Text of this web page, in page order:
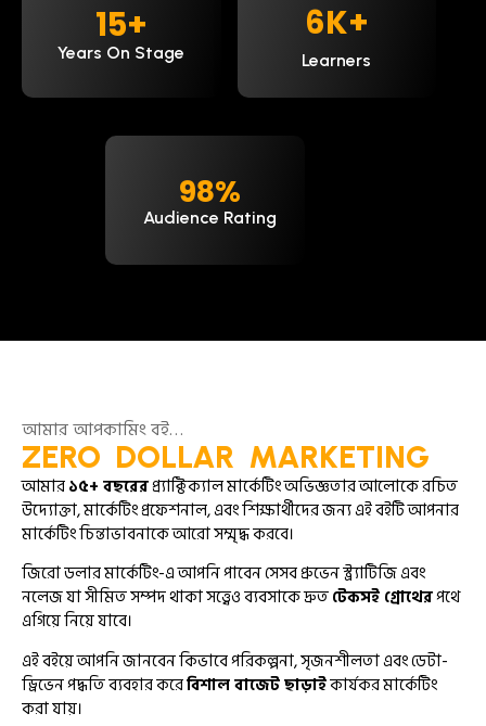
Years On Stage
15+
Learners
9K+
Audience Rating
98%
আমার আপকামিং বই…
ZERO DOLLAR MARKETING
আমার১৫+ বছরেরপ্র্যাক্টিক্যাল মার্কেটিং অভিজ্ঞতার আলোকে রচিত
উদ্যোক্তা, মার্কেটিং প্রফেশনাল, এবং শিক্ষার্থীদের জন্য এই বইটি আপনার
মার্কেটিং চিন্তাভাবনাকে আরো সম্মৃদ্ধ করবে।
জিরো ডলার মার্কেটিং-এ আপনি পাবেন সেসব প্রুভেন স্ট্র্যাটিজি এবং
নলেজ যা সীমিত সম্পদ থাকা সত্ত্বেও ব্যবসাকে দ্রুতটেকসই গ্রোথেরপথে
এগিয়ে নিয়ে যাবে।
এই বইয়ে আপনি জানবেন কিভাবে পরিকল্পনা, সৃজনশীলতা এবং ডেটা-
ড্রিভেন পদ্ধতি ব্যবহার করেবিশাল বাজেট ছাড়াইকার্যকর মার্কেটিং
করা যায়।